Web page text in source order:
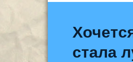
стала